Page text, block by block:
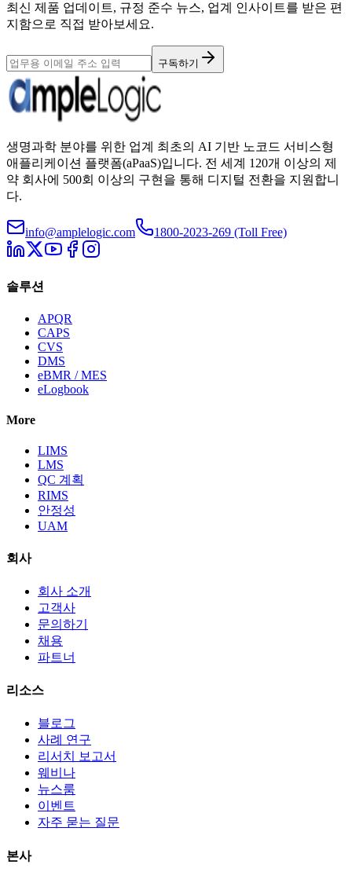
최신 제품 업데이트, 규정 준수 뉴스, 업계 인사이트를 받은 편
지함으로 직접 받아보세요.
구독하기
생명과학 분야를 위한 업계 최초의 AI 기반 노코드 서비스형
애플리케이션 플랫폼(aPaaS)입니다. 전 세계 120개 이상의 제
약 회사에 500회 이상의 구현을 통해 디지털 전환을 지원합니
다.
info@amplelogic.com 1800-2023-269 (Toll Free)
솔루션
APQR
CAPS
CVS
DMS
eBMR / MES
eLogbook
More
LIMS
LMS
QC 계획
RIMS
안정성
UAM
회사
회사 소개
고객사
문의하기
채용
파트너
리소스
블로그
사례 연구
리서치 보고서
웨비나
뉴스룸
이벤트
자주 묻는 질문
본사